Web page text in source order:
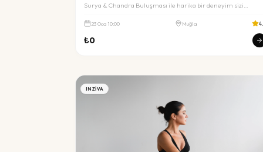
Surya & Chandra Buluşması ile harika bir deneyim sizi
23Oca 10:00 Muğla
₺0
INZIVA